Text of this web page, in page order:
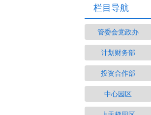
栏目导航
管委会党政办
计划财务部
投资合作部
中心园区